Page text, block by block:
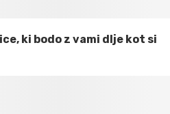
ki bodo z vami dlje kot si